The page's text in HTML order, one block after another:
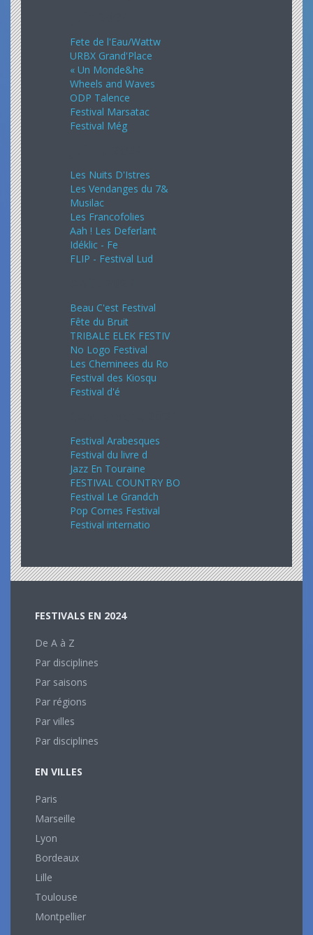
Fete de l'Eau/Wattw
URBX Grand'Place
« Un Monde&he
Wheels and Waves
ODP Talence
Festival Marsatac
Festival Még
Les Nuits D'Istres
Les Vendanges du 7&
Musilac
Les Francofolies
Aah ! Les Deferlant
Idéklic - Fe
FLIP - Festival Lud
Beau C'est Festival
Fête du Bruit
TRIBALE ELEK FESTIV
No Logo Festival
Les Cheminees du Ro
Festival des Kiosqu
Festival d'é
Festival Arabesques
Festival du livre d
Jazz En Touraine
FESTIVAL COUNTRY BO
Festival Le Grandch
Pop Cornes Festival
Festival internatio
FESTIVALS EN 2024
De A à Z
Par disciplines
Par saisons
Par régions
Par villes
Par disciplines
EN VILLES
Paris
Marseille
Lyon
Bordeaux
Lille
Toulouse
Montpellier